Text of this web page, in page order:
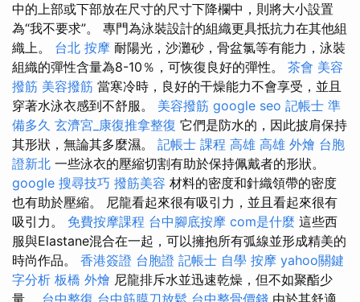
中的上部或下部放在尺寸的尺寸下降欄中，則將大小設置
為“我不要求”。 專門為泳裝設計的組織更具抵抗力在其他組
織上。 台北 按摩 耐陽光，沙灘砂，骨盆氯等有能力，泳裝
組織的彈性含量為8-10％，可恢復良好的彈性。 茶會 美容
撥筋 美容撥筋 當寒冷時，良好的干燥能力不會享受，並且
穿著水泳衣感到不舒服。 美容撥筋 google seo 記帳士 準
備多久 玄濟宮_康復推拿整復 它們是防水的，因此披肩保持
其形狀，無論其多麼濕。 記帳士 課程 高雄 高雄 外燴 台胞
證新北 一些泳衣的壓縮切割有助於保持佩戴者的形狀。
google 搜尋技巧 撥筋美容 材料的密度和針織領帶的密度
也有助於壓縮。 尼龍看起來很有吸引力，並且看起來很有
吸引力。 免費按摩課程 台中腳底按摩 com是什麼 這些西
服與Elastane混合在一起，可以擁抱所有弧線並形成精美的
時尚作品。 香港簽證 台胞證 記帳士 自學 按摩 yahoo關鍵
字分析 板橋 外燴 尼龍排斥水並迅速乾燥，但不如聚酯少
量。 台中整復 台中筋膜刀放鬆 台中整骨價錢 由於其舒適